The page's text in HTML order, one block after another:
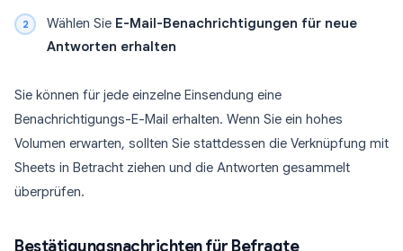
Wählen Sie E-Mail-Benachrichtigungen für neue
Antworten erhalten
Sie können für jede einzelne Einsendung eine
Benachrichtigungs-E-Mail erhalten. Wenn Sie ein hohes
Volumen erwarten, sollten Sie stattdessen die Verknüpfung mit
Sheets in Betracht ziehen und die Antworten gesammelt
überprüfen.
Bestätigungsnachrichten für Befragte